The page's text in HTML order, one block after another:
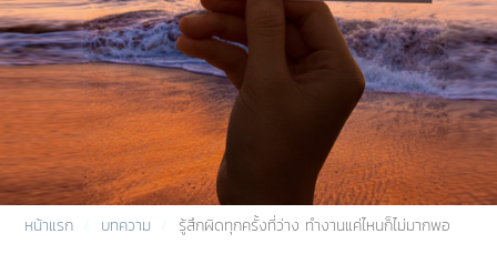
หน้าแรก บทความ รู้สึกผิดทุกครั้งที่ว่าง ทำงานแค่ไหนก็ไม่มากพอ